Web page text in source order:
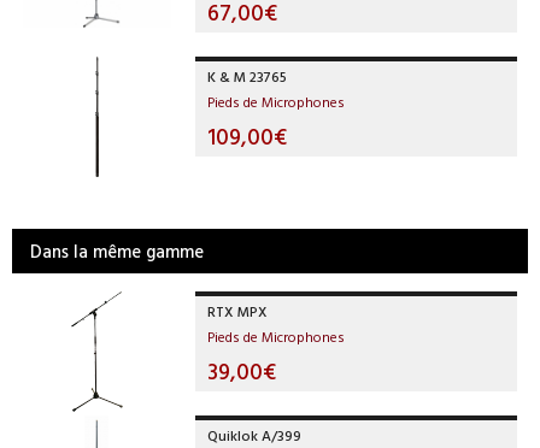
67,00€
K & M 23765
Pieds de Microphones
109,00€
Dans la même gamme
RTX MPX
Pieds de Microphones
39,00€
Quiklok A/399